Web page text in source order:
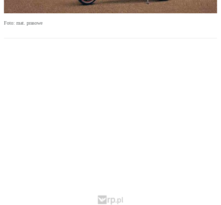
Foto: mat. prasowe